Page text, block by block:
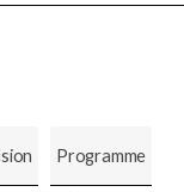
Programme